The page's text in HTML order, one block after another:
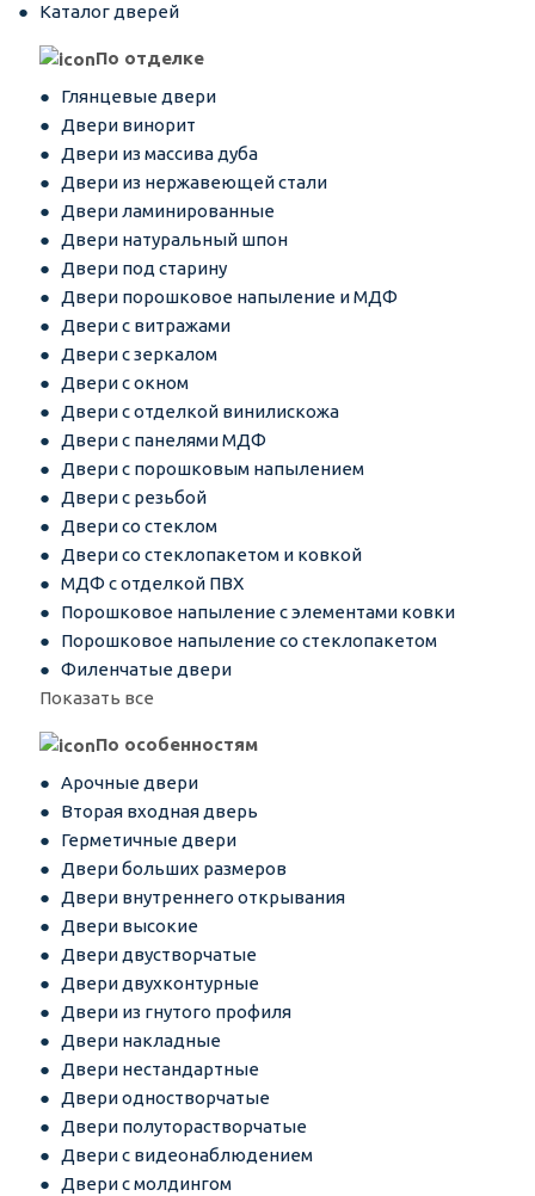
Каталог дверей
По отделке
Глянцевые двери
Двери винорит
Двери из массива дуба
Двери из нержавеющей стали
Двери ламинированные
Двери натуральный шпон
Двери под старину
Двери порошковое напыление и МДФ
Двери с витражами
Двери с зеркалом
Двери с окном
Двери с отделкой винилискожа
Двери с панелями МДФ
Двери с порошковым напылением
Двери с резьбой
Двери со стеклом
Двери со стеклопакетом и ковкой
МДФ с отделкой ПВХ
Порошковое напыление с элементами ковки
Порошковое напыление со стеклопакетом
Филенчатые двери
Показать все
По особенностям
Арочные двери
Вторая входная дверь
Герметичные двери
Двери больших размеров
Двери внутреннего открывания
Двери высокие
Двери двустворчатые
Двери двухконтурные
Двери из гнутого профиля
Двери накладные
Двери нестандартные
Двери одностворчатые
Двери полуторастворчатые
Двери с видеонаблюдением
Двери с молдингом